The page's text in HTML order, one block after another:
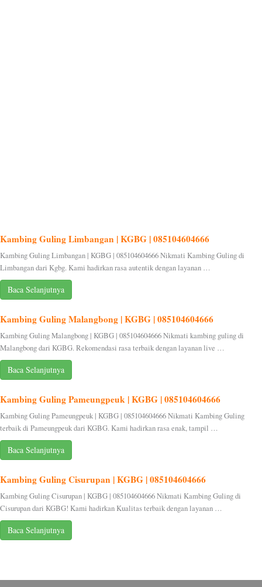
Kambing Guling Limbangan | KGBG | 085104604666
Kambing Guling Limbangan | KGBG | 085104604666 Nikmati Kambing Guling di
Limbangan dari Kgbg. Kami hadirkan rasa autentik dengan layanan …
Baca Selanjutnya
Kambing Guling Malangbong | KGBG | 085104604666
Kambing Guling Malangbong | KGBG | 085104604666 Nikmati kambing guling di
Malangbong dari KGBG. Rekomendasi rasa terbaik dengan layanan live …
Baca Selanjutnya
Kambing Guling Pameungpeuk | KGBG | 085104604666
Kambing Guling Pameungpeuk | KGBG | 085104604666 Nikmati Kambing Guling
terbaik di Pameungpeuk dari KGBG. Kami hadirkan rasa enak, tampil …
Baca Selanjutnya
Kambing Guling Cisurupan | KGBG | 085104604666
Kambing Guling Cisurupan | KGBG | 085104604666 Nikmati Kambing Guling di
Cisurupan dari KGBG! Kami hadirkan Kualitas terbaik dengan layanan …
Baca Selanjutnya